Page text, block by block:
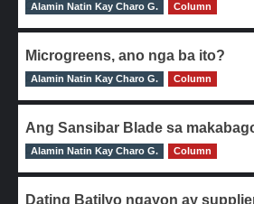
0
Alamin Natin Kay Charo G. Column
Microgreens, ano nga ba ito?
0
Alamin Natin Kay Charo G. Column
Ang Sansibar Blade sa
0
Alamin Natin Kay Charo G. Column
Dating Batilyo ngayon ay